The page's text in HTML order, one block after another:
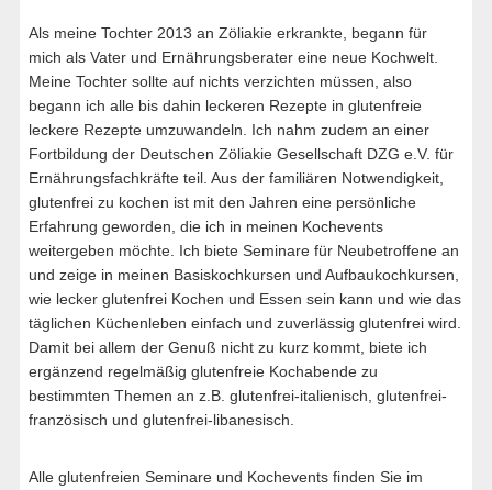
Als meine Tochter 2013 an Zöliakie erkrankte, begann für
mich als Vater und Ernährungsberater eine neue Kochwelt.
Meine Tochter sollte auf nichts verzichten müssen, also
begann ich alle bis dahin leckeren Rezepte in glutenfreie
leckere Rezepte umzuwandeln. Ich nahm zudem an einer
Fortbildung der Deutschen Zöliakie Gesellschaft DZG e.V. für
Ernährungsfachkräfte teil. Aus der familiären Notwendigkeit,
glutenfrei zu kochen ist mit den Jahren eine persönliche
Erfahrung geworden, die ich in meinen Kochevents
weitergeben möchte. Ich biete Seminare für Neubetroffene an
und zeige in meinen Basiskochkursen und Aufbaukochkursen,
wie lecker glutenfrei Kochen und Essen sein kann und wie das
täglichen Küchenleben einfach und zuverlässig glutenfrei wird.
Damit bei allem der Genuß nicht zu kurz kommt, biete ich
ergänzend regelmäßig glutenfreie Kochabende zu
bestimmten Themen an z.B. glutenfrei-italienisch, glutenfrei-
französisch und glutenfrei-libanesisch.
Alle glutenfreien Seminare und Kochevents finden Sie im